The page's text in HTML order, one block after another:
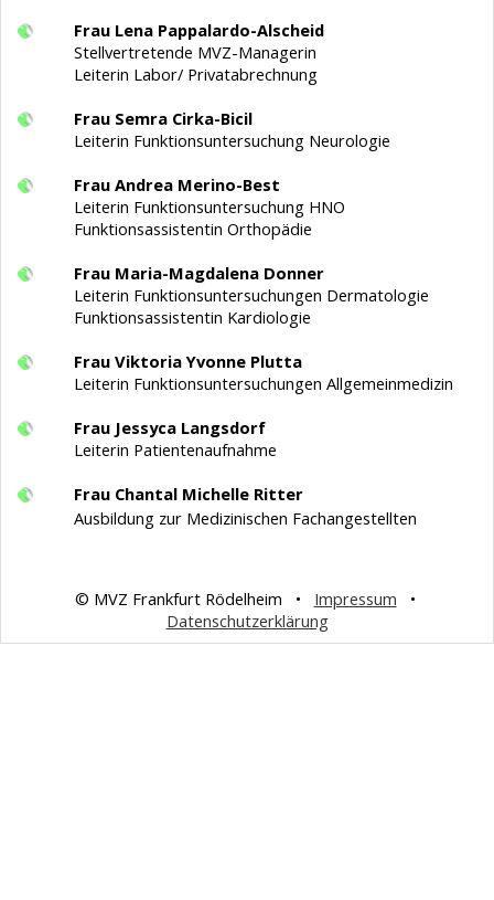
Frau Lena Pappalardo-Alscheid
Stellvertretende MVZ-Managerin
Leiterin Labor/ Privatabrechnung
Frau Semra Cirka-Bicil
Leiterin Funktionsuntersuchung Neurologie
Frau Andrea Merino-Best
Leiterin Funktionsuntersuchung HNO
Funktionsassistentin Orthopädie
Frau Maria-Magdalena Donner
Leiterin Funktionsuntersuchungen Dermatologie
Funktionsassistentin Kardiologie
Frau Viktoria Yvonne Plutta
Leiterin Funktionsuntersuchungen Allgemeinmedizin
Frau Jessyca Langsdorf
Leiterin Patientenaufnahme
Frau Chantal Michelle Ritter
Ausbildung zur Medizinischen Fachangestellten
© MVZ Frankfurt Rödelheim • Impressum •
Datenschutzerklärung